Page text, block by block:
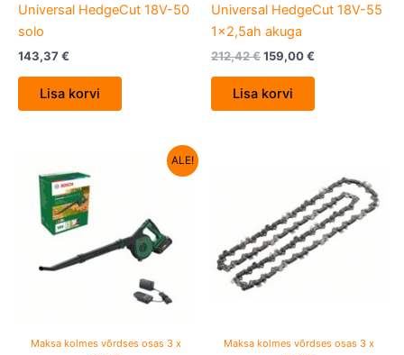
Universal HedgeCut 18V-50
solo
143,37€
Lisa korvi
Universal HedgeCut 18V-55
1×2,5ah akuga
212,42€159,00€
Lisa korvi
ALE!
Maksa kolmes võrdses osas 3 x
hind
oli:
162,53 €.
Maksa kolmes võrdses osas 3 x